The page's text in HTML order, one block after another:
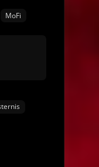
MoFi